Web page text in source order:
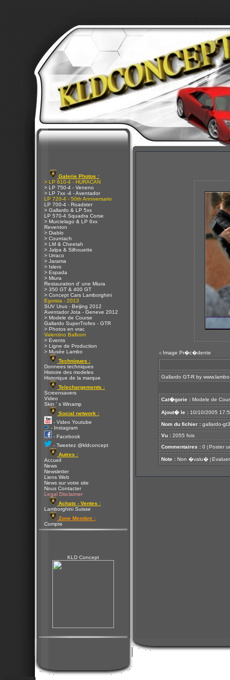
Galerie Photos :
> LP 610-4 - HURACAN
> LP 750-4 - Veneno
> LP 7xx -4 - Aventador
LP 720-4 - 50th Anniversario
LP 700-4 - Roadster
> Gallardo & LP 5xx
LP 570-4 Squadra Corse
> Murcielago & LP 6xx
Reventon
> Diablo
> Countach
> LM & Cheetah
> Jalpa & Silhouette
> Urraco
> Jarama
> Islero
> Espada
> Miura
Restauration d' une Miura
> 350 GT & 400 GT
> Concept Cars Lamborghini
Egoista - 2013
SUV Urus - Beijing 2012
Aventador Jota - Geneve 2012
> Modele de Course
Gallardo SuperTrofeo - GTR
> Photos en vrac
Valentino Balboni
> Events
> Ligne de Production
> Musée Lambo
Techniques :
Donnees techniques
Histoire des modeles
Historique de la marque
Telechargements :
Screensavers
Video
Skin ' s Winamp
Social network :
- Video Youtube
- Instagram
- Facebook
- Tweetez @kldconcept
Autres :
Accueil
News
Newsletter
Liens Web
News sur votre site
Nous Contacter
Legal Disclaimer
Achats - Ventes :
Lamborghini Suisse
Zone Membre :
Compte
KLD Concept
< Image Pr�c�dente
Gallardo GT-R by
Cat�gorie : Modele de
Ajout� le : 10/10/2005
Nom du fichier : gallardo-
Vu : 2055 fois
Commentaires : 0 [ Poster
Note : Non �valu� [ Evaluer